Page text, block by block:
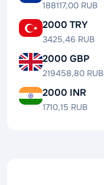
188117,00 RUB
2000 TRY
3425,46 RUB
2000 GBP
219458,80 RUB
2000 INR
1710,15 RUB